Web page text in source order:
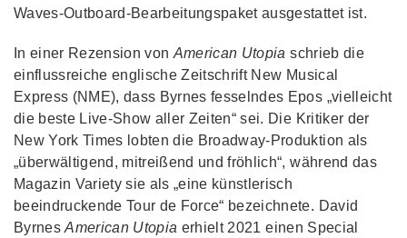
Waves-Outboard-Bearbeitungspaket ausgestattet ist.
In einer Rezension von American Utopia schrieb die
einflussreiche englische Zeitschrift New Musical
Express (NME), dass Byrnes fesselndes Epos „vielleicht
die beste Live-Show aller Zeiten“ sei. Die Kritiker der
New York Times lobten die Broadway-Produktion als
„überwältigend, mitreißend und fröhlich“, während das
Magazin Variety sie als „eine künstlerisch
beeindruckende Tour de Force“ bezeichnete. David
ByrnesAmerican Utopia erhielt 2021 einen Special